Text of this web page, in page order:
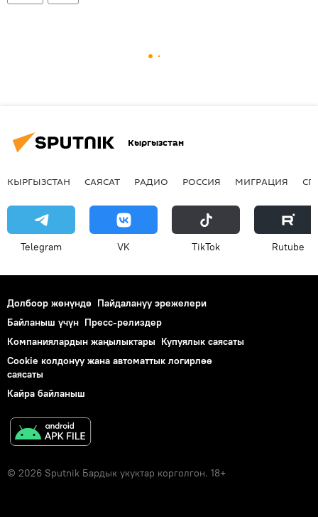
Кыргызстан
КЫРГЫЗСТАН САЯСАТ РАДИО РОССИЯ МИГРАЦИЯ
Telegram VK ТikТоk Rutube
Долбоор жөнүндө Пайдалануу эрежелери
Байланыш үчүн Пресс-релиздер
Компаниялардын жаңылыктары Купуялык саясаты
Cookie колдонуу жана автоматтык логирлөө
саясаты
Кайра байланыш
© 2026 Sputnik Бардык укуктар корголгон. 18+